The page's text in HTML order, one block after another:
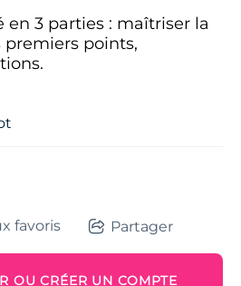
en 3 parties : maîtriser la
premiers points,
favoris Partager
OU CRÉER UN COMPTE